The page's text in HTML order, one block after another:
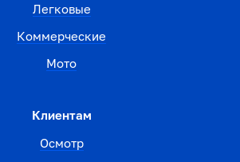
Легковые
Коммерческие
Мото
Клиентам
Осмотр